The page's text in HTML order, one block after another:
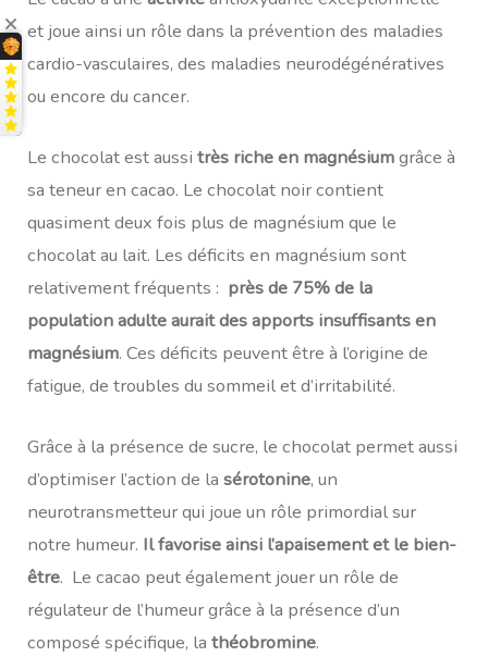
et joue ainsi un rôle dans la prévention des maladies
cardio-vasculaires, des maladies neurodégénératives
ou encore du cancer.
Le chocolat est aussitrès riche en magnésiumgrâce à
sa teneur en cacao. Le chocolat noir contient
quasiment deux fois plus de magnésium que le
chocolat au lait. Les déficits en magnésium sont
relativement fréquents : près de 75% de la
population adulte aurait des apports insuffisants en
magnésium. Ces déficits peuvent être à l’origine de
fatigue, de troubles du sommeil et d’irritabilité.
Grâce à la présence de sucre, le chocolat permet aussi
d’optimiser l’action de la sérotonine, un
neurotransmetteur qui joue un rôle primordial sur
notre humeur. Il favorise ainsi l’apaisement et le bien-
être. Le cacao peut également jouer un rôle de
régulateur de l’humeur grâce à la présence d’un
composé spécifique, lathéobromine.